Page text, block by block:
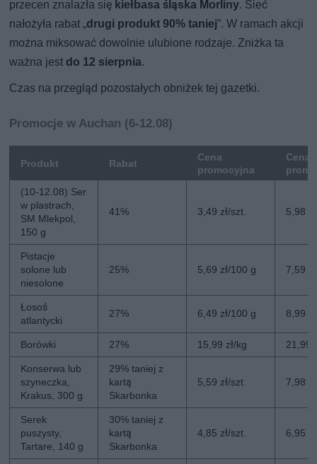
przecen znalazła się kiełbasa śląska Morliny. Sieć
nałożyła rabat „drugi produkt 90% taniej”. W ramach akcji
można miksować dowolnie ulubione rodzaje. Zniżka ta
ważna jest do 12 sierpnia.
Czas na przegląd pozostałych obniżek tej gazetki.
Promocje w Auchan (6-12.08)
Produkt Rabat
Cena
promocyjna
Cena
(10-12.08) Ser
w plastrach,
SM Mlekpol,
150 g
41% 3,49 zł/szt. 5,98
Pistacje
solone lub
niesolone
25% 5,69 zł/100 g 7,59
Łosoś
atlantycki
27% 6,49 zł/100 g 8,99
Borówki 27% 15,99 zł/kg 21,99
Konserwa lub
szyneczka,
Krakus, 300 g
29% taniej z
kartą
Skarbonka
5,59 zł/szt. 7,98
Serek
puszysty,
Tartare, 140 g
30% taniej z
kartą
Skarbonka
4,85 zł/szt. 6,95